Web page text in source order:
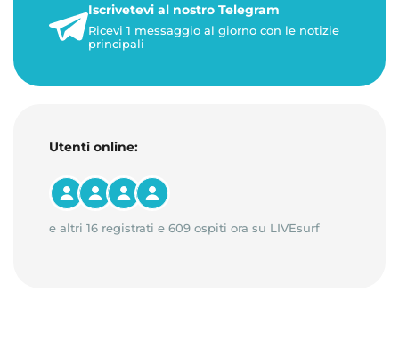
23 maggio 2026
1 minuto di lettura
Iscrivetevi al nostro Telegram
Ricevi 1 messaggio al giorno con le notizie
principali
Utenti online:
e altri 16 registrati e 609 ospiti ora su LIVEsurf